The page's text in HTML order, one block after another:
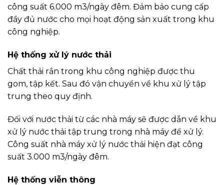
công suất 6.000 m3/ngày đêm. Đảm bảo cung cấp
đầy đủ nước cho mọi hoạt động sản xuất trong khu
công nghiệp.
Hệ thống xử lý nước thải
Chất thải rắn trong khu công nghiệp được thu
gom, tập kết. Sau đó vận chuyển về khu xử lý tập
trung theo quy định.
Đối với nước thải từ các nhà máy sẽ được dẫn về khu
xử lý nước thải tập trung trong nhà máy để xử lý.
Công suất nhà máy xử lý nước thải hiện đạt công
suất 3.000 m3/ngày đêm.
Hệ thống viễn thông